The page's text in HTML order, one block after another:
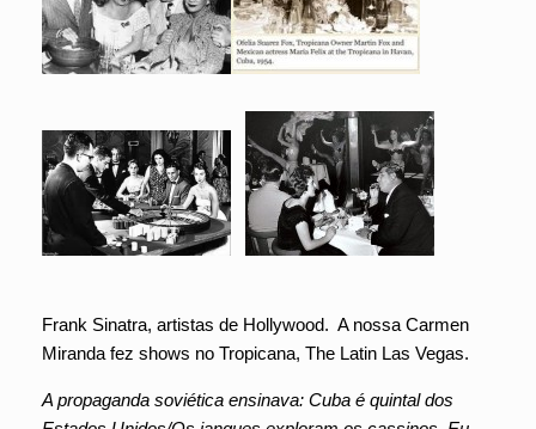
Frank Sinatra, artistas de Hollywood. A nossa Carmen
Miranda fez shows no Tropicana, The Latin Las Vegas.
A propaganda soviética ensinava: Cuba é quintal dos